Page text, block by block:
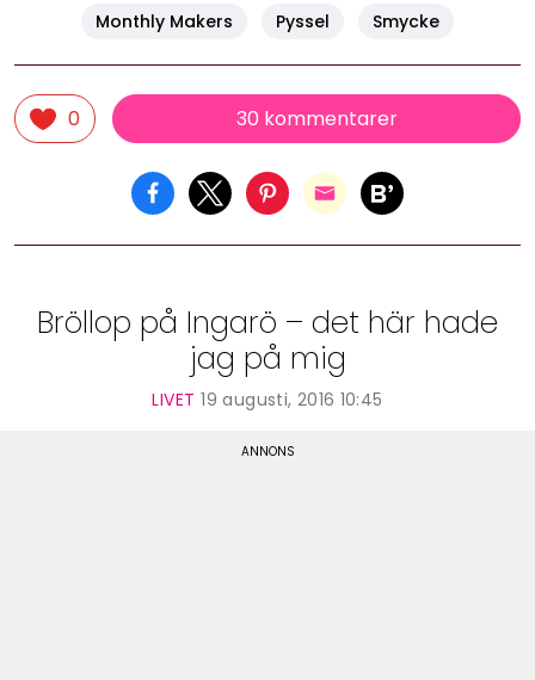
Monthly Makers Pyssel Smycke
0 30 kommentarer
Bröllop på Ingarö – det här hade
jag på mig
LIVET 19 augusti, 2016 10:45